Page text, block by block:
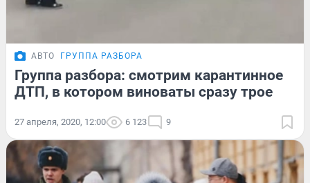
АВТО ГРУППА РАЗБОРА
Группа разбора: смотрим карантинное
ДТП, в котором виноваты сразу трое
27 апреля, 2020, 12:00 6 123 9